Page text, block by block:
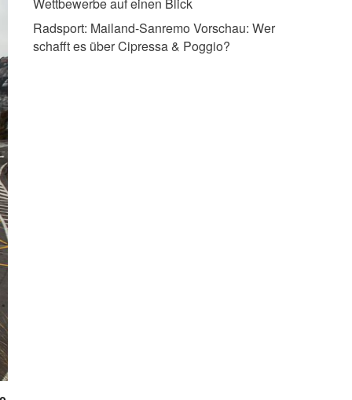
Radsport: Mailand-Sanremo Vorschau: Wer
schafft es über Cipressa & Poggio?